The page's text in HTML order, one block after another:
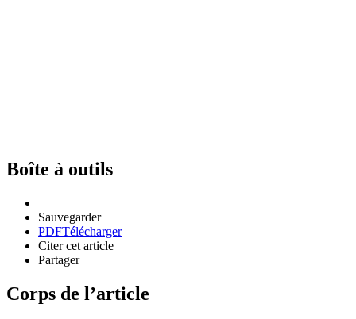
Boîte à outils
Sauvegarder
PDFTélécharger
Citer cet article
Partager
Corps de l’article